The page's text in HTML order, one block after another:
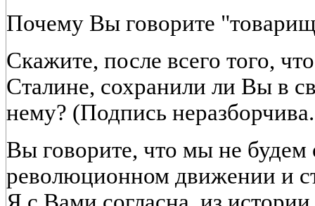
Почему Вы говорите
Скажите, после всего того,
Сталине, сохранили ли Вы в
нему? (Подпись
Вы говорите, что мы не будем
революционном движении и